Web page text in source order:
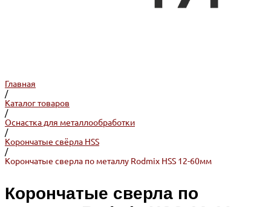
Главная
/
Каталог товаров
/
Оснастка для металлообработки
/
Корончатые свёрла HSS
/
Корончатые сверла по металлу Rodmix HSS 12-60мм
Корончатые сверла по